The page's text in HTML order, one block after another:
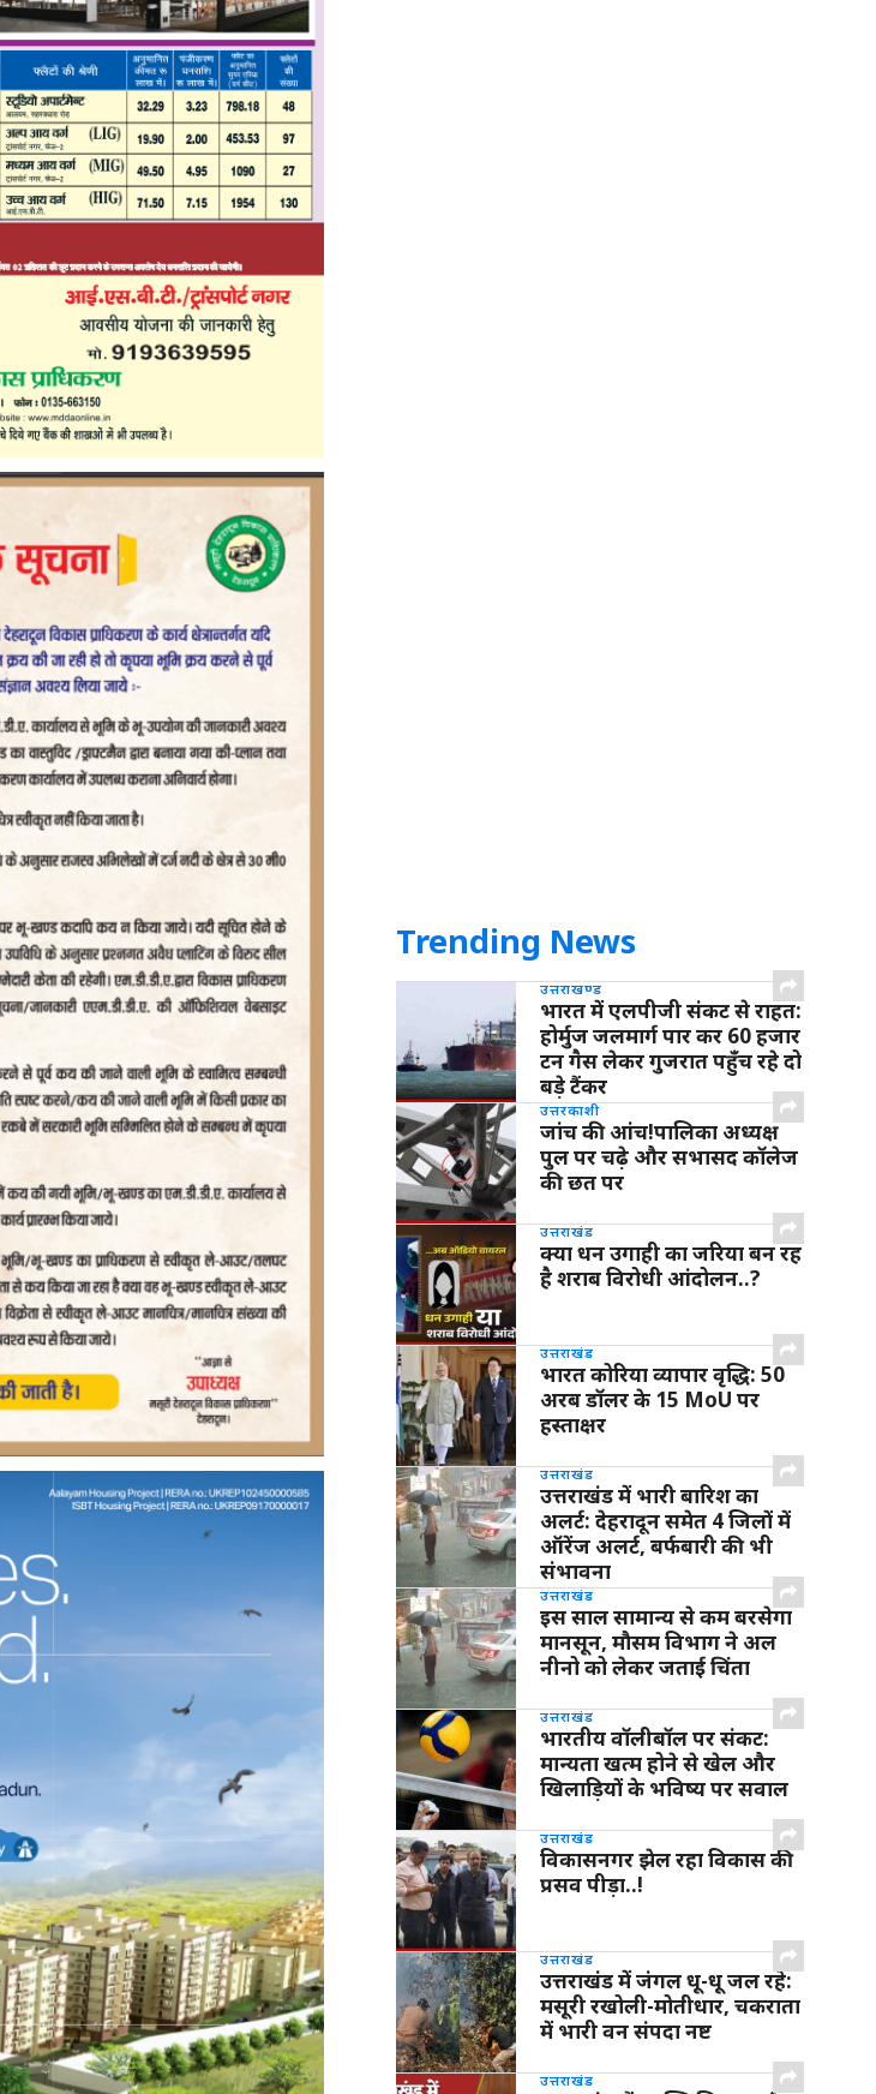
Trending News
उत्तराखण्ड
भारत में एलपीजी संकट से राहत:
होर्मुज जलमार्ग पार कर 60 हजार
टन गैस लेकर गुजरात पहुँच रहे दो
बड़े टैंकर
उत्तरकाशी
जांच की आंच!पालिका अध्यक्ष
पुल पर चढ़े और सभासद कॉलेज
की छत पर
उत्तराखंड
क्या धन उगाही का जरिया बन रह
है शराब विरोधी आंदोलन..?
उत्तराखंड
भारत कोरिया व्यापार वृद्धि: 50
अरब डॉलर के 15 MoU पर
हस्ताक्षर
उत्तराखंड
उत्तराखंड में भारी बारिश का
अलर्ट: देहरादून समेत 4 जिलों में
ऑरेंज अलर्ट, बर्फबारी की भी
संभावना
उत्तराखंड
इस साल सामान्य से कम बरसेगा
मानसून, मौसम विभाग ने अल
नीनो को लेकर जताई चिंता
उत्तराखंड
भारतीय वॉलीबॉल पर संकट:
मान्यता खत्म होने से खेल और
खिलाड़ियों के भविष्य पर सवाल
उत्तराखंड
विकासनगर झेल रहा विकास की
प्रसव पीड़ा..!
उत्तराखंड
उत्तराखंड में जंगल धू-धू जल रहे:
मसूरी रखोली-मोतीधार, चकराता
में भारी वन संपदा नष्ट
उत्तराखंड